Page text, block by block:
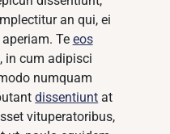
an qui, ei
Te eos
in cum adipisci
numquam
dissentiunt at
vituperatoribus,